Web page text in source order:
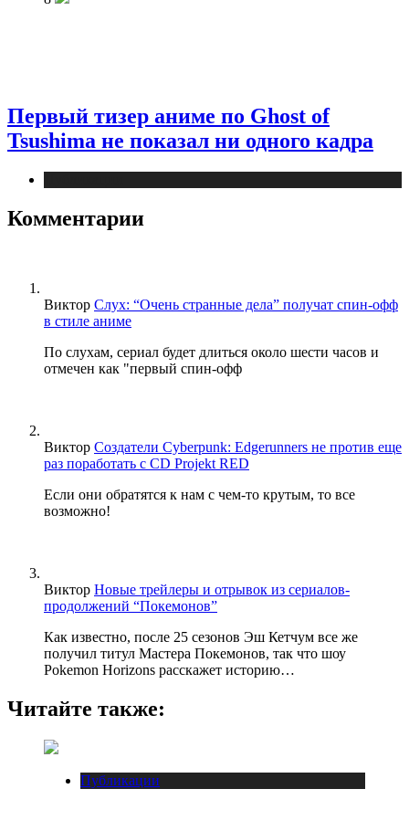
Первый тизер аниме по Ghost of
Tsushima не показал ни одного кадра
Комментарии
Виктор Слух: “Очень странные дела” получат спин-офф
в стиле аниме
По слухам, сериал будет длиться около шести часов и
отмечен как "первый спин-офф
Виктор Создатели Cyberpunk: Edgerunners не против еще
раз поработать с CD Projekt RED
Если они обратятся к нам с чем-то крутым, то все
возможно!
Виктор Новые трейлеры и отрывок из сериалов-
продолжений “Покемонов”
Как известно, после 25 сезонов Эш Кетчум все же
получил титул Мастера Покемонов, так что шоу
Pokemon Horizons расскажет историю…
Читайте также:
Публикации